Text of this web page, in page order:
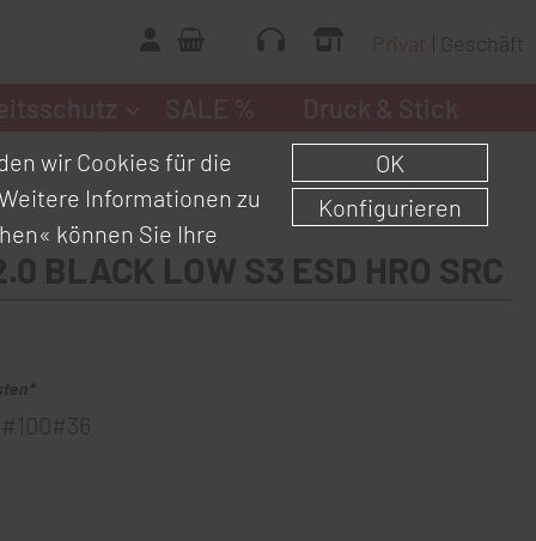
Geschäft
BLACK LOW S3 ESD HRO SRC
wir Cookies für die
Informationen zu
können Sie Ihre
OK
Konfigurieren